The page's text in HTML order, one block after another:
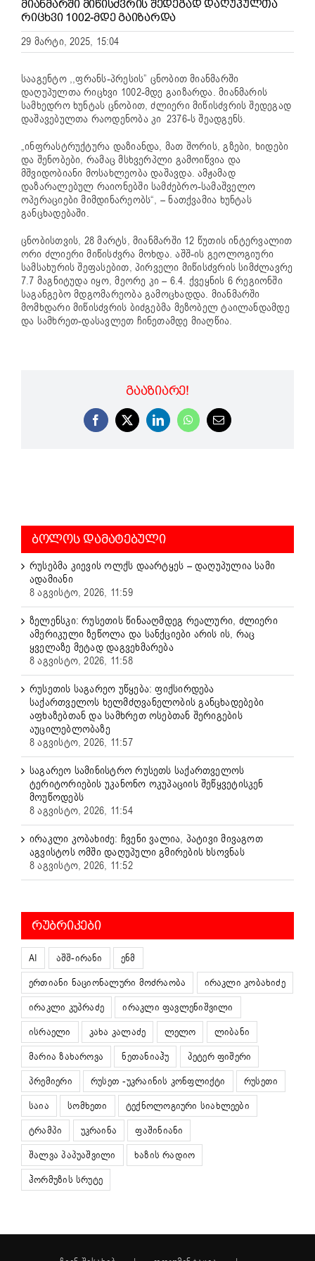
ᲛᲘᲐᲜᲛᲐᲠᲨᲘ ᲛᲘᲬᲘᲡᲫᲕᲠᲘᲡ ᲨᲔᲓᲔᲒᲐᲓ ᲓᲐᲦᲣᲞᲣᲚᲗᲐ
ᲠᲘᲪᲮᲕᲘ 1002-ᲛᲓᲔ ᲒᲐᲘᲖᲐᲠᲓᲐ
29 მარტი, 2025, 15:04
სააგენტო ,,ფრანს-პრესის” ცნობით მიანმარში
დაღუპულთა რიცხვი 1002-მდე გაიზარდა. მიანმარის
სამხედრო ხუნტას ცნობით, ძლიერი მიწისძვრის შედეგად
დაშავებულთა რაოდენობა კი 2376-ს შეადგენს.
„ინფრასტრუქტურა დაზიანდა, მათ შორის, გზები, ხიდები
და შენობები, რამაც მსხვერპლი გამოიწვია და
მშვიდობიანი მოსახლეობა დაშავდა. ამჟამად
დაზარალებულ რაიონებში სამძებრო-სამაშველო
ოპერაციები მიმდინარეობს“, – ნათქვამია ხუნტას
განცხადებაში.
ცნობისთვის, 28 მარტს, მიანმარში 12 წუთის ინტერვალით
ორი ძლიერი მიწისძვრა მოხდა. აშშ-ის გეოლოგიური
სამსახურის შეფასებით, პირველი მიწისძვრის სიმძლავრე
7.7 მაგნიტუდა იყო, მეორე კი – 6.4. ქვეყნის 6 რეგიონში
საგანგებო მდგომარეობა გამოცხადდა. მიანმარში
მომხდარი მიწისძვრის ბიძგებმა მეზობელ ტაილანდამდე
და სამხრეთ-დასავლეთ ჩინეთამდე მიაღწია.
ᲒᲐᲐᲖᲘᲐᲠᲔ!
Facebook
X LinkedInWhatsApp
Email
ᲑᲝᲚᲝᲡ ᲓᲐᲛᲐᲢᲔᲑᲣᲚᲘ
რუსებმა კიევის ოლქს დაარტყეს – დაღუპულია სამი
ადამიანი
8 აგვისტო, 2026, 11:59
ზელენსკი: რუსეთის წინააღმდეგ რეალური, ძლიერი
ამერიკული ზეწოლა და სანქციები არის ის, რაც
ყველაზე მეტად დაგვეხმარება
8 აგვისტო, 2026, 11:58
რუსეთის საგარეო უწყება: ფიქსირდება
საქართველოს ხელმძღვანელობის განცხადებები
აფხაზებთან და სამხრეთ ოსებთან შერიგების
აუცილებლობაზე
8 აგვისტო, 2026, 11:57
საგარეო სამინისტრო რუსეთს საქართველოს
ტერიტორიების უკანონო ოკუპაციის შეწყვეტისკენ
მოუწოდებს
8 აგვისტო, 2026, 11:54
ირაკლი კობახიძე: ჩვენი ვალია, პატივი მივაგოთ
აგვისტოს ომში დაღუპული გმირების ხსოვნას
8 აგვისტო, 2026, 11:52
ᲠᲣᲑᲠᲘᲙᲔᲑᲘ
AI აშშ-ირანი
ენმ
ერთიანი ნაციონალური მოძრაობა
ირაკლი კობახიძე
ირაკლი კუპრაძე
ირაკლი ფავლენიშვილი
ისრაელი
კახა კალაძე ლელო
ლიბანი
მარია ზახაროვა
ნეთანიაჰუ
პეტერ ფიშერი
პრემიერი
რუსეთ -უკრაინის კონფლიქტი
რუსეთი
საია
სომხეთი
ტექნოლოგიური სიახლეები
ტრამპი
უკრაინა
ფაშინიანი
შალვა პაპუაშვილი
ხაზის რადიო
ჰორმუზის სრუტე